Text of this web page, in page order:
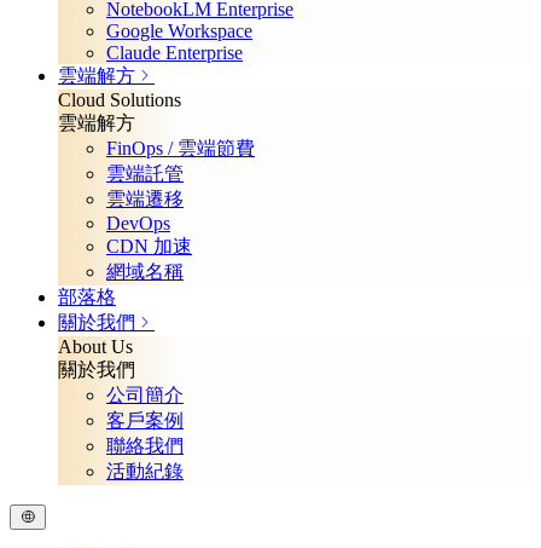
NotebookLM Enterprise
Google Workspace
Claude Enterprise
雲端解方
Cloud Solutions
雲端解方
FinOps / 雲端節費
雲端託管
雲端遷移
DevOps
CDN 加速
網域名稱
部落格
關於我們
About Us
關於我們
公司簡介
客戶案例
聯絡我們
活動紀錄